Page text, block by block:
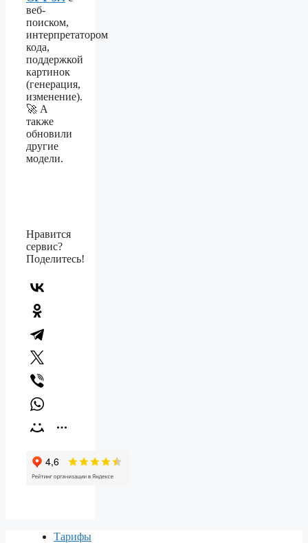
веб-
поиском,
интерпретатором
кода,
поддержкой
картинок
(генерация,
изменение).
🚀 А
также
обновили
другие
модели.
Нравится
сервис?
Поделитесь!
Тарифы